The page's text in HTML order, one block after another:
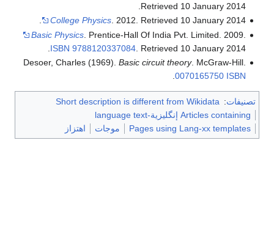
Retrieved 10 January2014
College Physics. 2012 . Retrieved 10 January2014
Basic Physics. Prentice-Hall Of India Pvt. Limited. 2009.
ISBN 9788120337084. Retrieved 10 January2014
Desoer, Charles (1969). Basic circuit theory. McGraw-Hill.
ISBN
0070165750
تصنيفات:
Short description is different from Wikidata
Articles containing إنگليزية-language text
Pages using Lang-xx templates
موجات اهتزاز